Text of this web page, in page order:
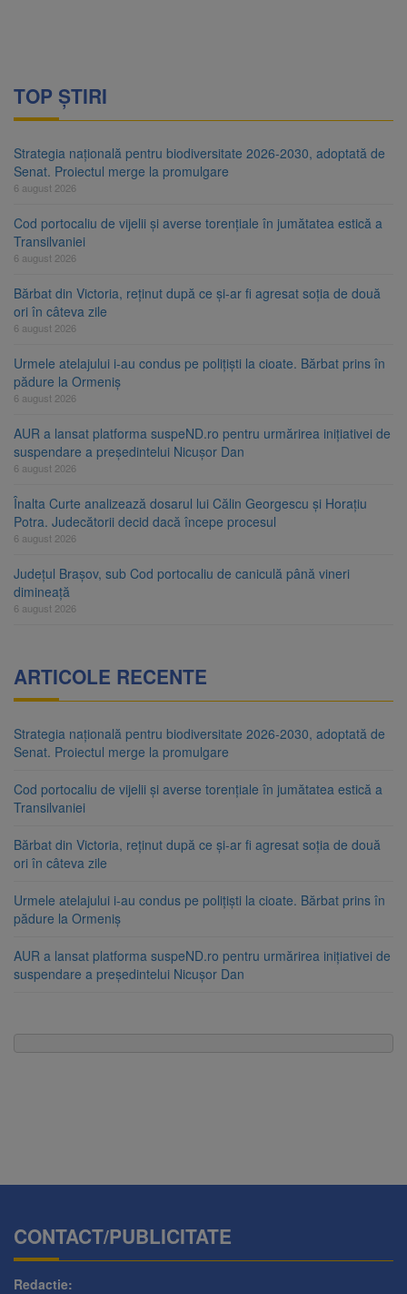
TOP ȘTIRI
Strategia națională pentru biodiversitate 2026-2030, adoptată de
Senat. Proiectul merge la promulgare
6 august 2026
Cod portocaliu de vijelii și averse torențiale în jumătatea estică a
Transilvaniei
6 august 2026
Bărbat din Victoria, reținut după ce și-ar fi agresat soția de două
ori în câteva zile
6 august 2026
Urmele atelajului i-au condus pe polițiști la cioate. Bărbat prins în
pădure la Ormeniș
6 august 2026
AUR a lansat platforma suspeND.ro pentru urmărirea inițiativei de
suspendare a președintelui Nicușor Dan
6 august 2026
Înalta Curte analizează dosarul lui Călin Georgescu și Horațiu
Potra. Judecătorii decid dacă începe procesul
6 august 2026
Județul Brașov, sub Cod portocaliu de caniculă până vineri
dimineață
6 august 2026
ARTICOLE RECENTE
Strategia națională pentru biodiversitate 2026-2030, adoptată de
Senat. Proiectul merge la promulgare
Cod portocaliu de vijelii și averse torențiale în jumătatea estică a
Transilvaniei
Bărbat din Victoria, reținut după ce și-ar fi agresat soția de două
ori în câteva zile
Urmele atelajului i-au condus pe polițiști la cioate. Bărbat prins în
pădure la Ormeniș
AUR a lansat platforma suspeND.ro pentru urmărirea inițiativei de
suspendare a președintelui Nicușor Dan
CONTACT/PUBLICITATE
Redactie: